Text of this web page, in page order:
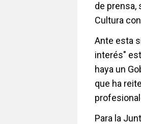
de prensa,
Cultura
Ante esta
interés"
haya un
que ha
Para la